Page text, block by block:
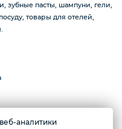
зубные пасты, шампуни, гели,
товары для отелей,
аналитики